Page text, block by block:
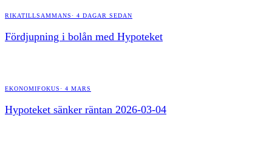
RIKATILLSAMMANS · 4 DAGAR SEDAN
Fördjupning i bolån med Hypoteket
EKONOMIFOKUS · 4 MARS
Hypoteket sänker räntan 2026-03-04